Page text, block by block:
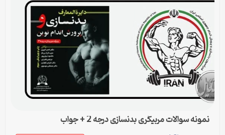
نمونه سوالات مربیگری بدنسازی درجه 2 + جواب